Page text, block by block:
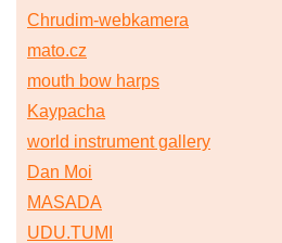
Chrudim-webkamera
mato.cz
mouth bow harps
Kaypacha
world instrument gallery
Dan Moi
MASADA
UDU.TUMI